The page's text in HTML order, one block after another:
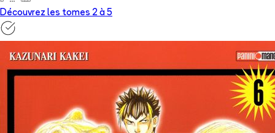
Découvrez les tomes 2 à 5